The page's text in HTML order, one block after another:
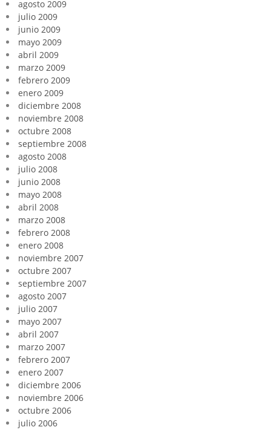
agosto 2009
julio 2009
junio 2009
mayo 2009
abril 2009
marzo 2009
febrero 2009
enero 2009
diciembre 2008
noviembre 2008
octubre 2008
septiembre 2008
agosto 2008
julio 2008
junio 2008
mayo 2008
abril 2008
marzo 2008
febrero 2008
enero 2008
noviembre 2007
octubre 2007
septiembre 2007
agosto 2007
julio 2007
mayo 2007
abril 2007
marzo 2007
febrero 2007
enero 2007
diciembre 2006
noviembre 2006
octubre 2006
julio 2006